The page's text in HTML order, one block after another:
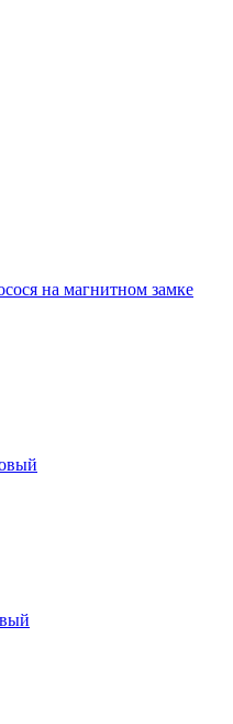
на магнитном замке